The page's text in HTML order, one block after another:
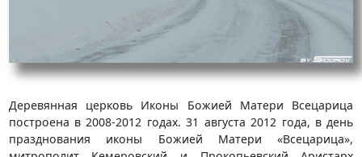
Деревянная церковь Иконы Божией Матери Всецарица
построена в 2008-2012 годах. 31 августа 2012 года, в день
празднования иконы Божией Матери «Всецарица»,